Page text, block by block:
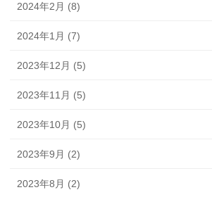
2024年2月 (8)
2024年1月 (7)
2023年12月 (5)
2023年11月 (5)
2023年10月 (5)
2023年9月 (2)
2023年8月 (2)